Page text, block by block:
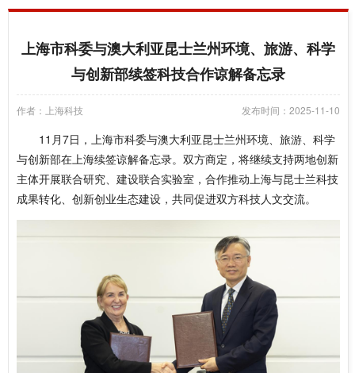
上海市科委与澳大利亚昆士兰州环境、旅游、科学
与创新部续签科技合作谅解备忘录
作者：上海科技 发布时间：2025-11-10
11月7日，上海市科委与澳大利亚昆士兰州环境、旅游、科学
与创新部在上海续签谅解备忘录。双方商定，将继续支持两地创新
主体开展联合研究、建设联合实验室，合作推动上海与昆士兰科技
成果转化、创新创业生态建设，共同促进双方科技人文交流。